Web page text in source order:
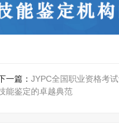
一篇： JYPC全国职业资格考
能鉴定的卓越典范